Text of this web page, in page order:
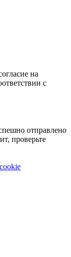
на
с
отправлено
проверьте